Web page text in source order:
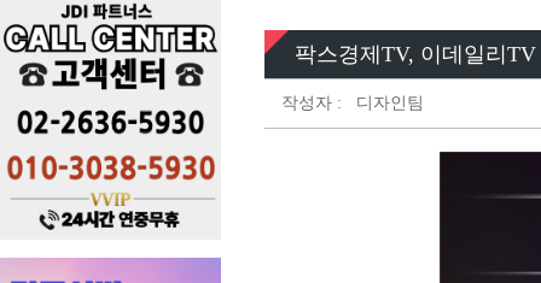
팍스경제TV, 이데일리
작성자 : 디자인팀